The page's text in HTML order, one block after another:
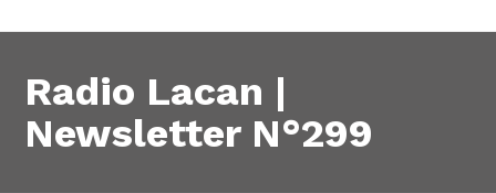
Radio Lacan |
Newsletter N°299